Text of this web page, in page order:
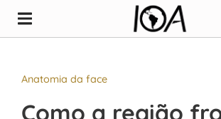
Anatomia da face
Como a região